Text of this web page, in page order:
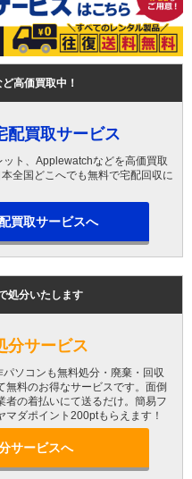
高価買取中！
配買取サービス
ト、Applewatchなどを高価買取
全国どこへでも無料で宅配回収に
買取サービスへ
処分いたします
分サービス
ソコンも無料処分・廃棄・回収
無料のお得なサービスです。面倒
者の着払いにて送るだけ。簡易フ
ダポイント200ptもらえます！
サービスへ